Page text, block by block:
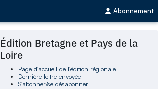
Abonnement
Édition Bretagne et Pays de la
Loire
Page d'accueil de l'édition régionale
Dernière lettre envoyée
S'abonner/se désabonner